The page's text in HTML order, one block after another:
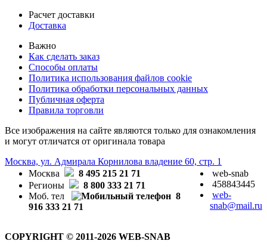
Расчет доставки
Доставка
Важно
Как сделать заказ
Способы оплаты
Политика использования файлов cookie
Политика обработки персональных данных
Публичная оферта
Правила торговли
Все изображения на сайте являются только для ознакомления
и могут отличатся от оригинала товара
Москва, ул. Адмирала Корнилова владение 60, стр. 1
Москва
8 495 215 21 71
Регионы
8 800 333 21 71
Моб. тел
8
916 333 21 71
web-snab
458843445
web-
snab@mail.ru
COPYRIGHT © 2011-2026 WEB-SNAB